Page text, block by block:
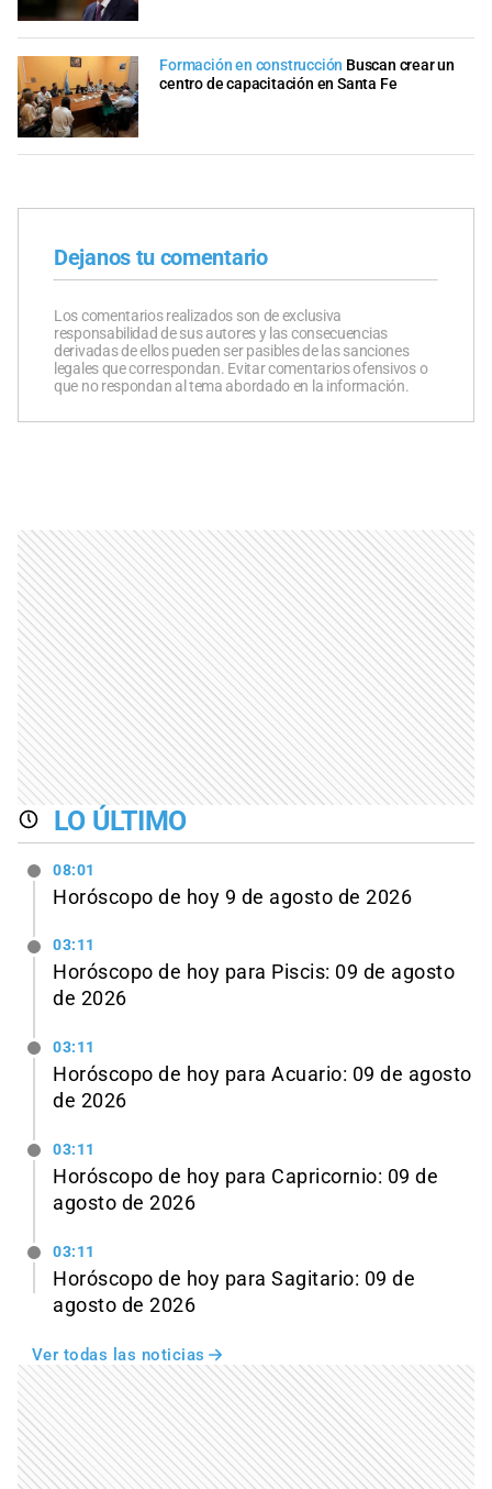
Formación en construcción Buscan crear un
centro de capacitación en Santa Fe
Dejanos tu comentario
Los comentarios realizados son de exclusiva
responsabilidad de sus autores y las consecuencias
derivadas de ellos pueden ser pasibles de las sanciones
legales que correspondan. Evitar comentarios ofensivos o
que no respondan al tema abordado en la información.
LO ÚLTIMO
08:01
Horóscopo de hoy 9 de agosto de 2026
03:11
Horóscopo de hoy para Piscis: 09 de agosto
de 2026
03:11
Horóscopo de hoy para Acuario: 09 de agosto
de 2026
03:11
Horóscopo de hoy para Capricornio: 09 de
agosto de 2026
03:11
Horóscopo de hoy para Sagitario: 09 de
agosto de 2026
Ver todas las noticias